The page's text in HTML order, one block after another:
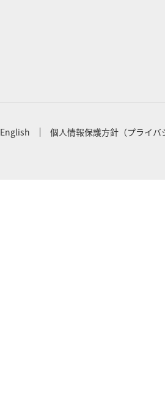
English 個人情報保護方針（プライバ